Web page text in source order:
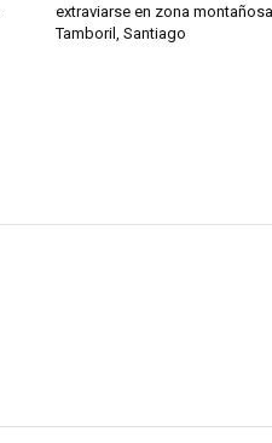
extraviarse en zona
Tamboril, Santiago